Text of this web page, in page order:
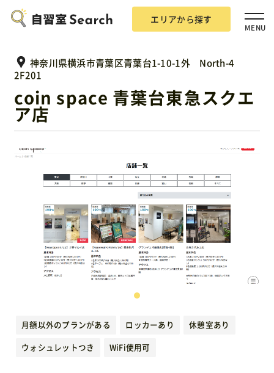
エリアから探す
MENU
自習室Searchとは？
掲載希望の方
広告掲載について
免責事項
神奈川県横浜市青葉区青葉台1-10-1外 North-4
2F201
coin space 青葉台東急スクエ
ア店
月額以外のプランがある ロッカーあり
休憩室あり
ウォシュレットつき
WiFi使用可